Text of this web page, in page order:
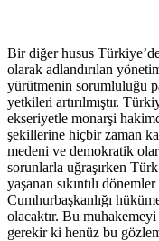
Bir diğer husus
olarak adlandırılan
yürütmenin sorumluluğu
yetkileri artırılmıştır.
ekseriyetle monarşi
şekillerine hiçbir zaman
medeni ve demokratik
sorunlarla uğraşırken
yaşanan sıkıntılı dönemler
Cumhurbaşkanlığı
olacaktır. Bu
gerekir ki henüz bu